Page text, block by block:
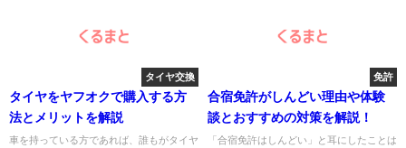
タイヤ交換
タイヤをヤフオクで購入する方
法とメリットを解説
車を持っている方であれば、誰もがタイヤ
免許
合宿免許がしんどい理由や体験
談とおすすめの対策を解説！
「合宿免許はしんどい」と耳にしたことは